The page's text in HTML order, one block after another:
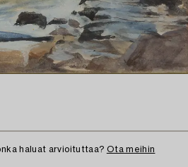
haluat arvioituttaa? Ota meihin